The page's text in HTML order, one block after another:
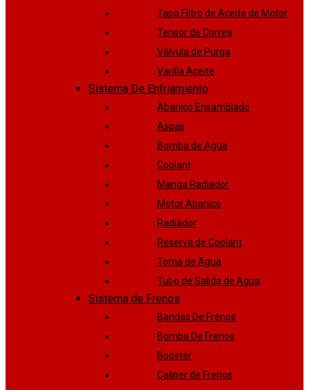
Tapa Filtro de Aceite de Motor
Tensor de Correa
Válvula de Purga
Varilla Aceite
Sistema De Enfriamiento
Abanico Ensamblado
Aspas
Bomba de Agua
Coolant
Manga Radiador
Motor Abanico
Radiador
Reserva de Coolant
Toma de Agua
Tubo de Salida de Agua
Sistema de Frenos
Bandas De Frenos
Bomba De Frenos
Booster
Caliper de Frenos